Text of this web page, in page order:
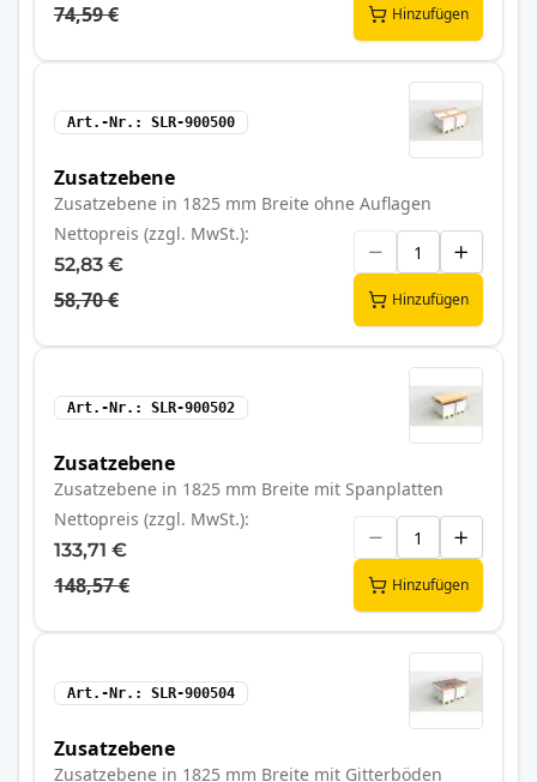
74,59 € Hinzufügen
Art.-Nr. SLR-900500
Zusatzebene
Zusatzebene in 1825 mm Breite ohne Auflagen
Nettopreis (zzgl. MwSt.)
52,83 €
58,70 € Hinzufügen
Art.-Nr. SLR-900502
Zusatzebene
Zusatzebene in 1825 mm Breite mit Spanplatten
Nettopreis (zzgl. MwSt.)
133,71 €
148,57 € Hinzufügen
Art.-Nr. SLR-900504
Zusatzebene
Zusatzebene in 1825 mm Breite mit Gitterböden